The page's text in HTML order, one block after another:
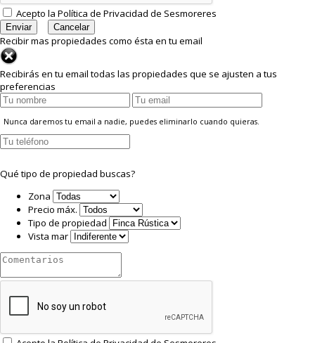
Acepto la Política de Privacidad de Sesmoreres
Recibir mas propiedades como ésta en tu email
Recibirás en tu email todas las propiedades que se ajusten a tus
preferencias
Nunca daremos tu email a nadie, puedes eliminarlo cuando quieras.
Qué tipo de propiedad buscas?
Zona
Precio máx.
Tipo de propiedad
Vista mar